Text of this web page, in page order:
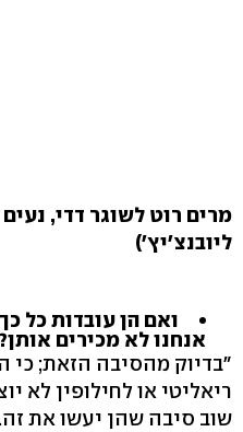
מרים רוט לשוגר דדי,
ליובנצ'יץ')
ואם הן עובדות כל
אנחנו לא מכירים אותן?
"בדיוק מהסיבה הזאת; כי
ריאליטי או לחילופין לא
שוב סיבה שהן יעשו את